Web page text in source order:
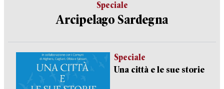
Speciale
Arcipelago Sardegna
Speciale
Una città e le sue storie